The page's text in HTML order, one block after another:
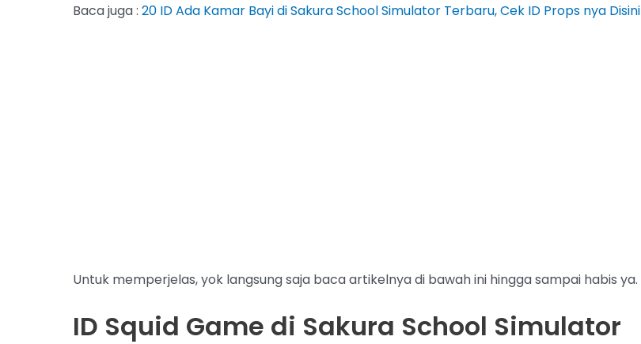
Baca juga : 20 ID Ada Kamar Bayi di Sakura School Simulator Terbaru, Cek ID Props nya Disini
Untuk memperjelas, yok langsung saja baca artikelnya di bawah ini hingga sampai habis ya.
ID Squid Game di Sakura School Simulator